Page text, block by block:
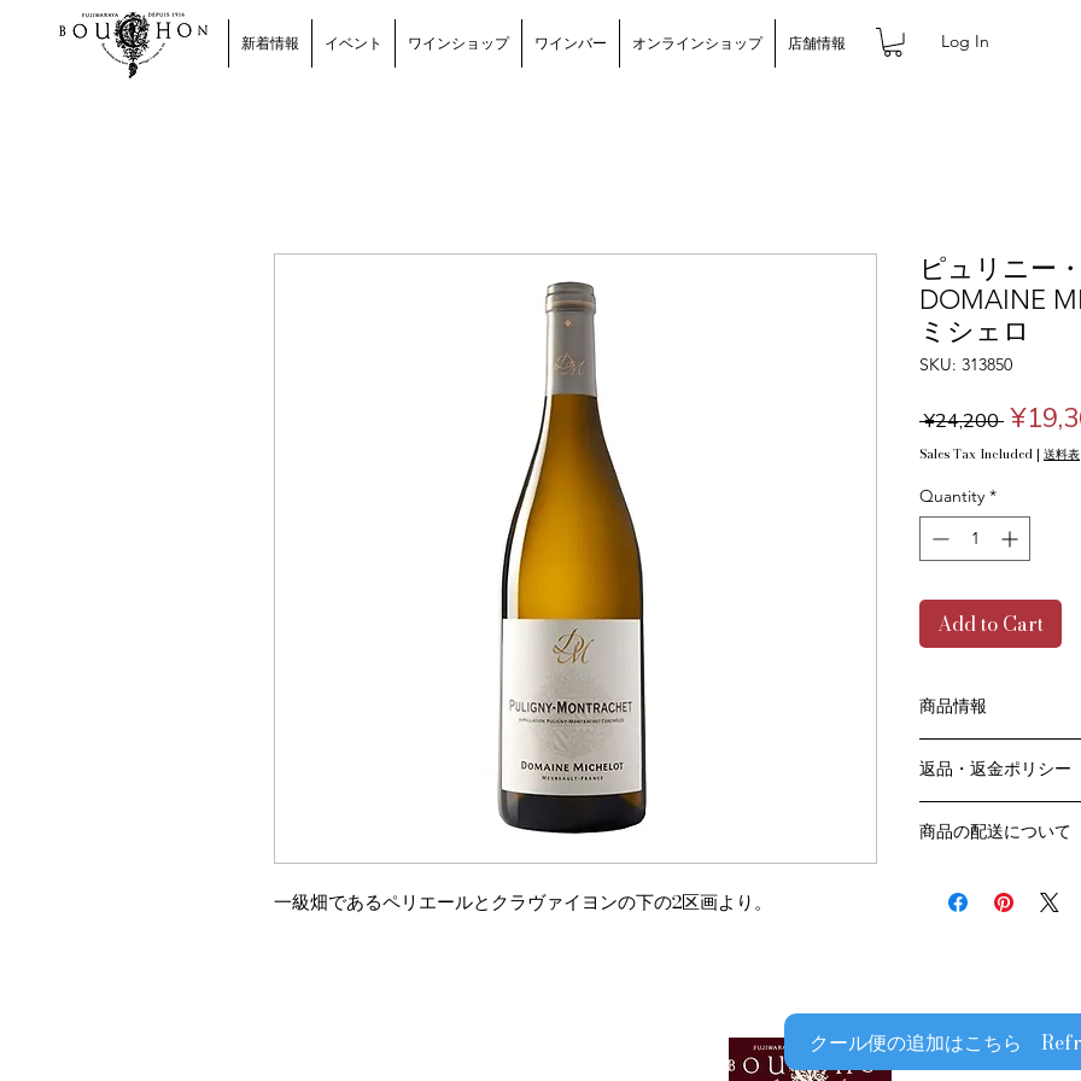
新着情報 イベント ワインショップ ワインバー オンラインショップ 店舗情報 Log In
一級畑であるペリエールとクラヴァイヨンの下の2区画より。
ピュリニー
DOMAINE
ミシェロ
SKU: 313850
¥24,200
Price
Sales Tax Included | 送料表
Quantity *
Add to Cart
商品情報
原産国：フランス、
生産者：ドメーヌ
生産地区：ピュリニ
容量：750ML
返品・返金ポリシー
販売業者および配送
ご利用ガイドペー
だき
商品の配送について
商品の送料・配送方
ます
￥20,000ごとに1個
クール便の追加はこちら